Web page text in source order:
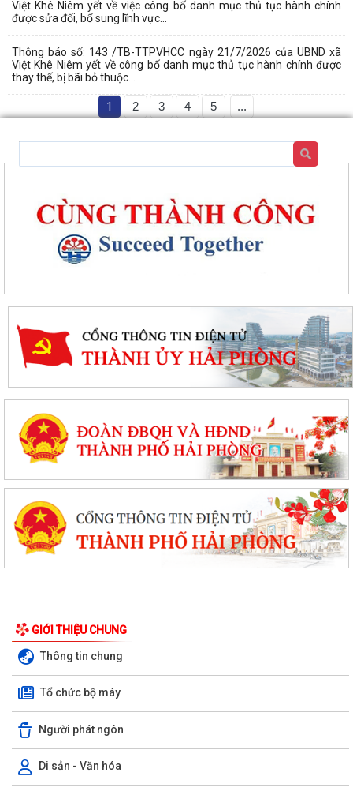
Việt Khê Niêm yết về việc công bố danh mục thủ tục hành chính
được sửa đổi, bổ sung lĩnh vực...
Thông báo số: 143 /TB-TTPVHCC ngày 21/7/2026 của UBND xã
Việt Khê Niêm yết về công bố danh mục thủ tục hành chính được
thay thế, bị bãi bỏ thuộc...
1 2 3 4 5 ...
GIỚI THIỆU CHUNG
Thông tin chung
Tổ chức bộ máy
Người phát ngôn
Di sản - Văn hóa